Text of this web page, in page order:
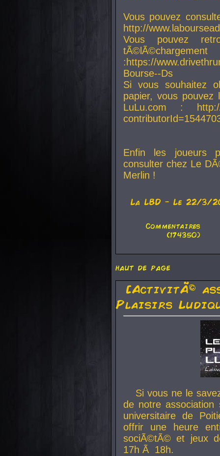
Vous pouvez
http://
Vous pouvez
:https://
Bourse--Ds
Si vous souhaitez
papier, vous
LuLu.com : http://
Enfin les joueurs
consulter chez Le
Merlin !
La LBD - Le 22/3/
Commentaires
(174350)
haut de page
[ActivitÃ©
Plaisirs
Si vous ne le
de notre
universitaire de
offrir une heure
sociÃ©tÃ© et jeux
17h Ã 18h.